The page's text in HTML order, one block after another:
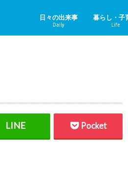
日々の出来事
Daily
暮らし・子
Life
Pocket